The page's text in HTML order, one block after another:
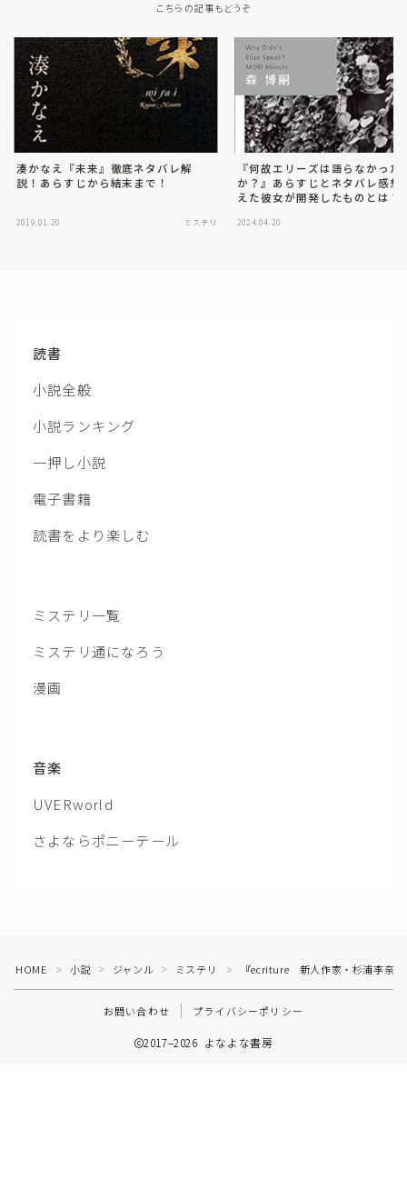
こちらの記事もどうぞ
湊かなえ『未来』徹底ネタバレ解
説！あらすじから結末まで！
2019.01.20 ミステリ
『何故エリーズは語らなかった
か？』あらすじとネタバレ感想
えた彼女が開発したものとは？
2024.04.20
読書
小説全般
小説ランキング
一押し小説
電子書籍
読書をより楽しむ
ミステリ一覧
ミステリ通になろう
漫画
音楽
UVERworld
さよならポニーテール
HOME ＞ 小説 ＞ ジャンル ＞ ミステリ ＞ 『ecriture 新人作家・杉浦李奈
お問い合わせ プライバシーポリシー
2017–2026 よなよな書房